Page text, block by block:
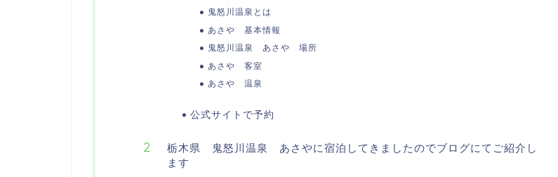
鬼怒川温泉とは
あさや 基本情報
鬼怒川温泉 あさや 場所
あさや 客室
あさや 温泉
公式サイトで予約
栃木県 鬼怒川温泉 あさやに宿泊してきましたのでブログにてご紹介し
ます